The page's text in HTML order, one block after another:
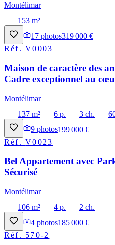
Montélimar
153 m²
17 photos319 000 €
Réf.V0003
Maison de caractère des
Cadre exceptionnel au
Montélimar
137 m²
6 p. 3 ch.
9 photos199 000 €
Réf.V0023
Bel Appartement avec
Sécurisé
Montélimar
106 m²
4 p.
2 ch.
4 photos185 000 €
Réf. 570-2